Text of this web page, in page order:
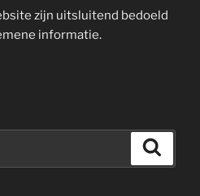
zijn uitsluitend bedoeld
informatie.